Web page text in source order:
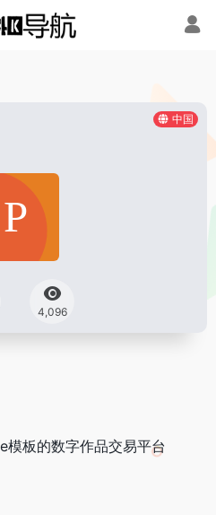
中国
4,096
板的数字作品交易平台